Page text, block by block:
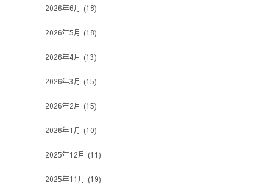
2026年6月 (18)
2026年5月 (18)
2026年4月 (13)
2026年3月 (15)
2026年2月 (15)
2026年1月 (10)
2025年12月 (11)
2025年11月 (19)